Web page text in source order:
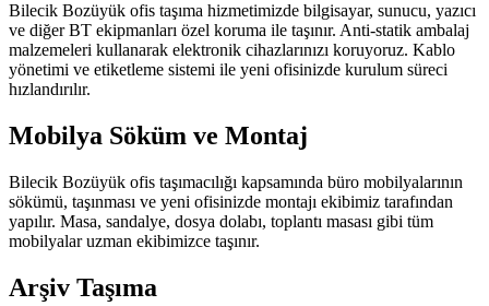
Bilecik Bozüyük ofis taşıma hizmetimizde bilgisayar, sunucu, yazıcı
ve diğer BT ekipmanları özel koruma ile taşınır. Anti-statik ambalaj
malzemeleri kullanarak elektronik cihazlarınızı koruyoruz. Kablo
yönetimi ve etiketleme sistemi ile yeni ofisinizde kurulum süreci
hızlandırılır.
Mobilya Söküm ve Montaj
Bilecik Bozüyük ofis taşımacılığı kapsamında büro mobilyalarının
sökümü, taşınması ve yeni ofisinizde montajı ekibimiz tarafından
yapılır. Masa, sandalye, dosya dolabı, toplantı masası gibi tüm
mobilyalar uzman ekibimizce taşınır.
Arşiv Taşıma